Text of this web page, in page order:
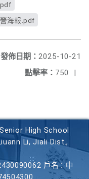
營海報.pdf
發佈日期： 2025-10-21
點擊率： 750 |
High School
Li, Jiali Dist.,
戶名：中